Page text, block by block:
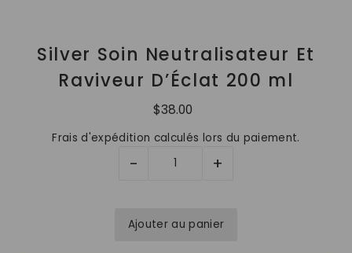
Silver Soin Neutralisateur Et
Raviveur D’Éclat 200 ml
$38.00
Frais d'expédition calculés lors du paiement.
- +